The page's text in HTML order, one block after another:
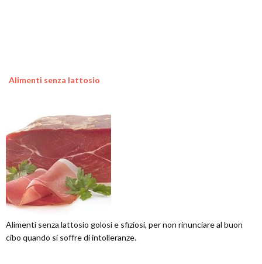
Alimenti senza lattosio
Alimenti senza lattosio golosi e sfiziosi, per non rinunciare al buon
cibo quando si soffre di intolleranze.